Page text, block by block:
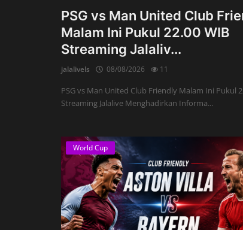
PSG vs Man United Club
Malam Ini Pukul 22.00 WIB
Streaming Jalaliv...
jalalivels 08/08/2026 11
PSG vs Man United Club Friendly Malam Ini Pukul
Streaming Jalalive Menghadirkan Informa...
World Cup